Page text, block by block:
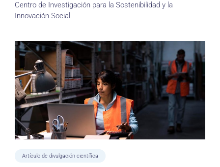
Centro de Investigación para la Sostenibilidad y la
Innovación Social
Artículo de divulgación científica